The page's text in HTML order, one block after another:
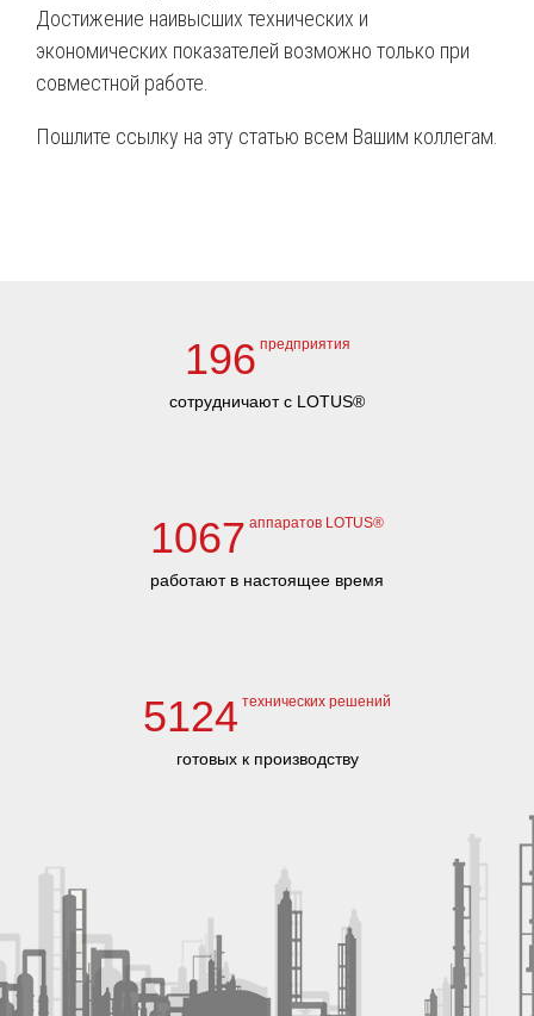
Достижение наивысших технических и
экономических показателей возможно только при
совместной работе.
Пошлите ссылку на эту статью всем Вашим коллегам.
196 предприятия
сотрудничают с LOTUS®
1067 аппаратов LOTUS®
работают в настоящее время
5124 технических решений
готовых к производству